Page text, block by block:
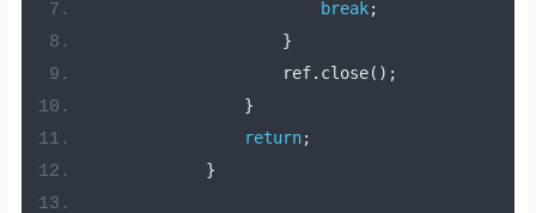
break;
}
                    ref
. close();
}
return;
}